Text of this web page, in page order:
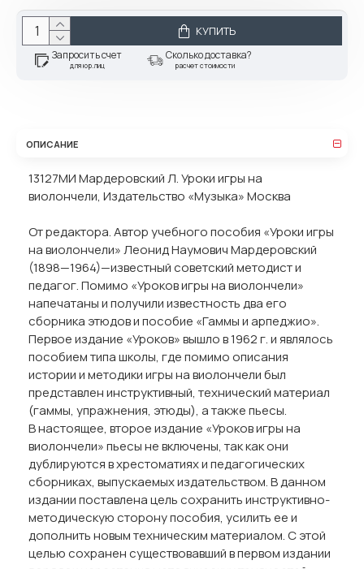
КУПИТЬ
Запросить счет
для юр.лиц
Сколько доставка?
расчет стоимости
ОПИСАНИЕ
13127МИ Мардеровский Л. Уроки игры на
виолончели, Издательство «Музыка» Москва
От редактора. Автор учебного пособия «Уроки игры
на виолончели» Леонид Наумович Мардеровский
(1898—1964)—известный советский методист и
педагог. Помимо «Уроков игры на виолончели»
напечатаны и получили известность два его
сборника этюдов и пособие «Гаммы и арпеджио».
Первое издание «Уроков» вышло в 1962 г. и являлось
пособием типа школы, где помимо описания
истории и методики игры на виолончели был
представлен инструктивный, технический материал
(гаммы, упражнения, этюды), а также пьесы.
В настоящее, второе издание «Уроков игры на
виолончели» пьесы не включены, так как они
дублируются в хрестоматиях и педагогических
сборниках, выпускаемых издательством. В данном
издании поставлена цель сохранить инструктивно-
методическую сторону пособия, усилить ее и
дополнить новым техническим материалом. С этой
целью сохранен существовавший в первом издании